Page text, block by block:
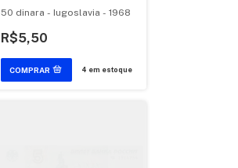
50 dinara - Iugoslavia - 1968
R$5,50
4 em estoque